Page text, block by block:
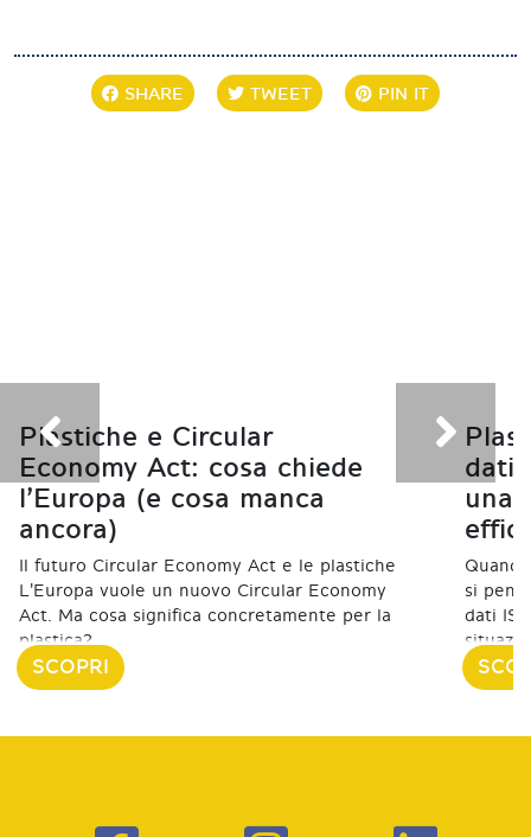
SHARE TWEET PIN IT
Plastiche e Circular
Economy Act: cosa chiede
l’Europa (e cosa manca
ancora)
Il futuro Circular Economy Act e le plastiche
L'Europa vuole un nuovo Circular Economy
Act. Ma cosa significa concretamente per la
plastica?
06 Luglio 2026
SCOPRI
dati
una
si
dati
23